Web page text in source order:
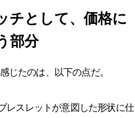
チとして、価格に
部分
じたのは、以下の点だ。
レスレットが意図した形状に仕